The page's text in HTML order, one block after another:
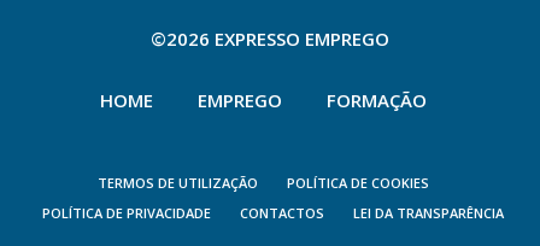
©2026 EXPRESSO EMPREGO
HOME EMPREGO FORMAÇÃO
TERMOS DE UTILIZAÇÃO
POLÍTICA DE COOKIES
POLÍTICA DE PRIVACIDADE
CONTACTOS LEI DA TRANSPARÊNCIA